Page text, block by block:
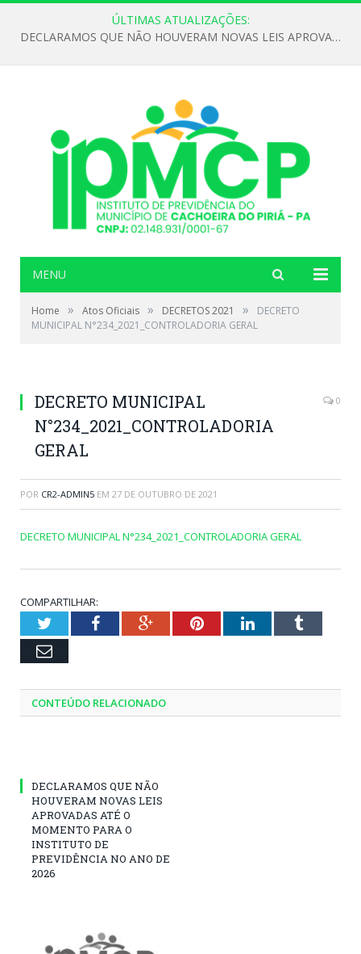
ÚLTIMAS ATUALIZAÇÕES:
DECLARAMOS QUE NÃO HOUVERAM NOVAS LEIS APROVADAS ATÉ O MOMENTO PARA O INSTITUTO DE PREVIDÊNCIA NO ANO DE 2026
MENU
Home » Atos Oficiais » DECRETOS 2021 »
DECRETO
MUNICIPAL N°234_2021_CONTROLADORIA GERAL
DECRETO MUNICIPAL
N°234_2021_CONTROLADORIA
GERAL
0
POR CR2-ADMIN5 EM 27 DE OUTUBRO DE 2021
DECRETO MUNICIPAL N°234_2021_CONTROLADORIA GERAL
COMPARTILHAR:
TwitterFacebookGoogle+PinterestLinkedInTumblr
Email
CONTEÚDO RELACIONADO
DECLARAMOS QUE NÃO
HOUVERAM NOVAS LEIS
APROVADAS ATÉ O
MOMENTO PARA O
INSTITUTO DE
PREVIDÊNCIA NO ANO DE
2026